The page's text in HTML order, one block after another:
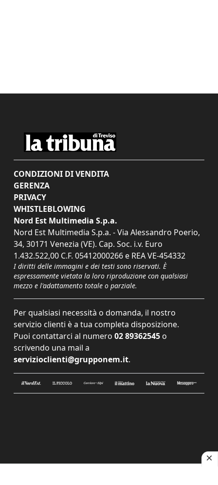
CONDIZIONI DI VENDITA
GERENZA
PRIVACY
WHISTLEBLOWING
Nord Est Multimedia S.p.a.
Nord Est Multimedia S.p.a. - Via Alessandro Poerio,
34, 30171 Venezia (VE). Cap. Soc. i.v. Euro
1.432.522,00 C.F. 05412000266 e REA VE-454332
I diritti delle immagini e dei testi sono riservati. È
espressamente vietata la loro riproduzione con qualsiasi
mezzo e l'adattamento totale o parziale.
Per qualsiasi necessità o domanda, il nostro
servizio clienti è a tua completa disposizione.
Puoi contattarci al numero 02 89362545 o
scrivendo una mail a
servizioclienti@grupponem.it.